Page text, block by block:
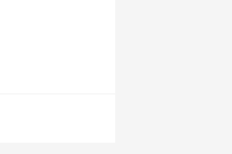
全建设价值
融行业提供了
为城商行、